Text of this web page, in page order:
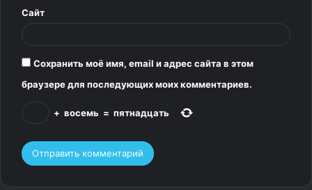
*
Сайт
Сохранить моё имя, email и адрес сайта в этом
браузере для последующих моих комментариев.
+ восемь = пятнадцать